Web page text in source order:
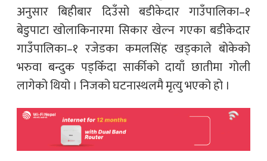
अनुसार बिहीबार दिउँसो बडीकेदार गाउँपालिका–१
बेडुपाटा खोलाकिनारमा सिकार खेल्न गएका बडीकेदार
गाउँपालिका–१ रजेडका कमलसिंह खड्काले बोकेको
भरुवा बन्दुक पड्किँदा सार्कीको दायाँ छातीमा गोली
लागेको थियो । निजको घटनास्थलमै मृत्यु भएको हो ।